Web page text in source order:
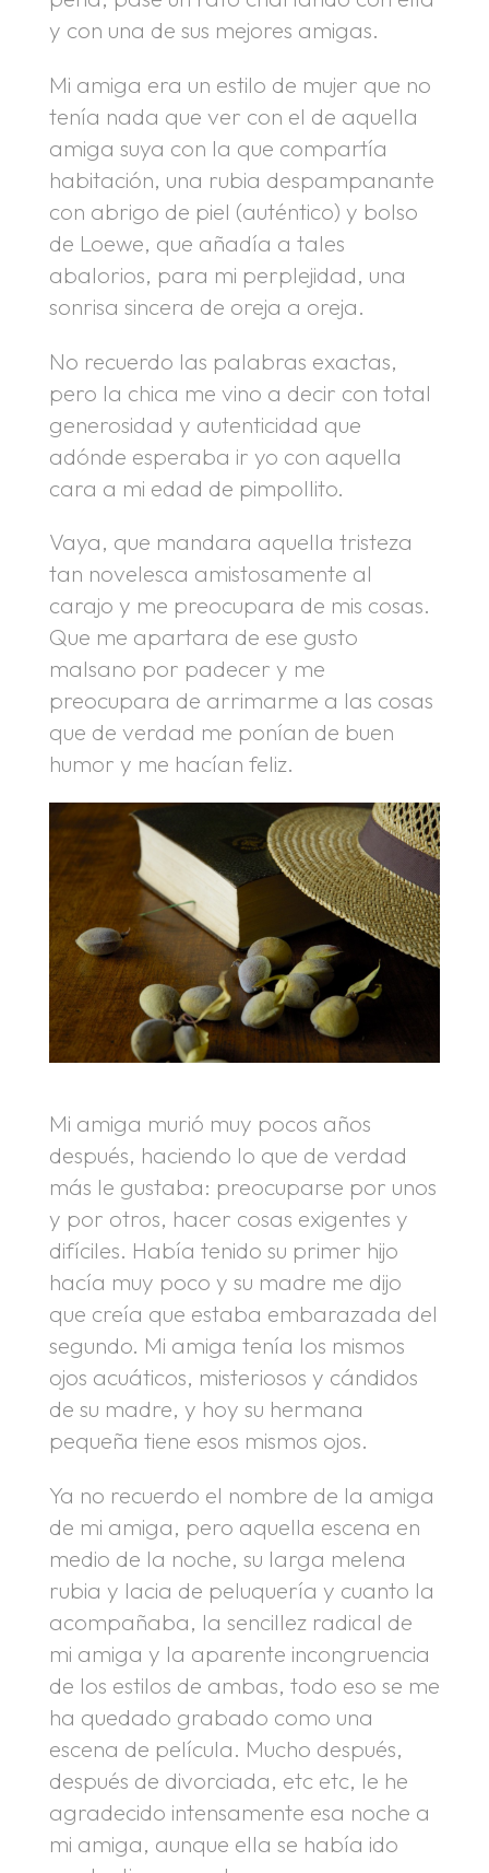
y con una de sus mejores amigas.
Mi amiga era un estilo de mujer que no
tenía nada que ver con el de aquella
amiga suya con la que compartía
habitación, una rubia despampanante
con abrigo de piel (auténtico) y bolso
de Loewe, que añadía a tales
abalorios, para mi perplejidad, una
sonrisa sincera de oreja a oreja.
No recuerdo las palabras exactas,
pero la chica me vino a decir con total
generosidad y autenticidad que
adónde esperaba ir yo con aquella
cara a mi edad de pimpollito.
Vaya, que mandara aquella tristeza
tan novelesca amistosamente al
carajo y me preocupara de mis cosas.
Que me apartara de ese gusto
malsano por padecer y me
preocupara de arrimarme a las cosas
que de verdad me ponían de buen
humor y me hacían feliz.
Mi amiga murió muy pocos años
después, haciendo lo que de verdad
más le gustaba: preocuparse por unos
y por otros, hacer cosas exigentes y
difíciles. Había tenido su primer hijo
hacía muy poco y su madre me dijo
que creía que estaba embarazada del
segundo. Mi amiga tenía los mismos
ojos acuáticos, misteriosos y cándidos
de su madre, y hoy su hermana
pequeña tiene esos mismos ojos.
Ya no recuerdo el nombre de la amiga
de mi amiga, pero aquella escena en
medio de la noche, su larga melena
rubia y lacia de peluquería y cuanto la
acompañaba, la sencillez radical de
mi amiga y la aparente incongruencia
de los estilos de ambas, todo eso se me
ha quedado grabado como una
escena de película. Mucho después,
después de divorciada, etc etc, le he
agradecido intensamente esa noche a
mi amiga, aunque ella se había ido